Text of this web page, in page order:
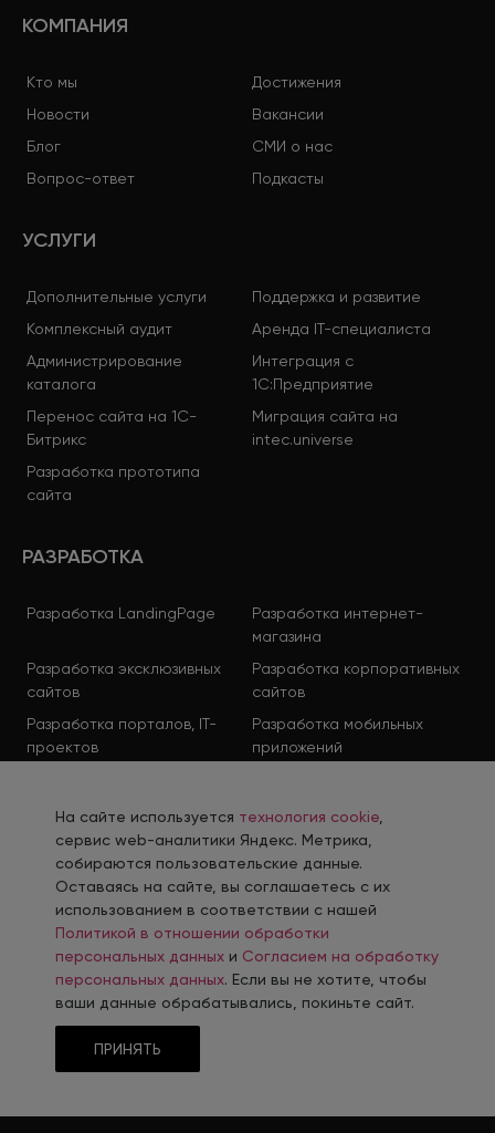
КОМПАНИЯ
Кто мы
Достижения
Новости
Вакансии
Блог
СМИ о нас
Вопрос-ответ
Подкасты
УСЛУГИ
Дополнительные услуги
Поддержка и развитие
Комплексный аудит
Аренда IT-специалиста
Администрирование
каталога
Интеграция с
1С:Предприятие
Перенос сайта на 1С-
Битрикс
Миграция сайта на
intec.universe
Разработка прототипа
сайта
РАЗРАБОТКА
Разработка LandingPage
Разработка интернет-
магазина
Разработка эксклюзивных
сайтов
Разработка корпоративных
сайтов
Разработка порталов, IT-
проектов
Разработка мобильных
приложений
ПРОДВИЖЕНИЕ
Комплексное продвижение
Контекстная реклама
Продвижение в социальных
сетях
Поисковое продвижение
Контент-завод
Промышленный интернет-
На сайте используется технология cookie
сервис web-аналитики Яндекс. Метрика,
собираются пользовательские данные.
Оставаясь на сайте, вы соглашаетесь с их
использованием в соответствии с нашей
Политикой в отношении обработки
персональных данных и Согласием на обработку
персональных данных. Если вы не хотите, чтобы
ваши данные обрабатывались, покиньте сайт.
ПРИНЯТЬ